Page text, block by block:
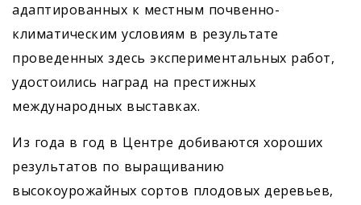
адаптированных к местным почвенно-
климатическим условиям в результате
проведенных здесь экспериментальных работ,
удостоились наград на престижных
международных выставках.
Из года в год в Центре добиваются хороших
результатов по выращиванию
высокоурожайных сортов плодовых деревьев,